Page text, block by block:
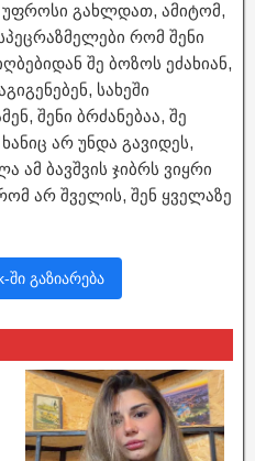
უფროსი გახლდათ, ამიტომ,
რომ შენი
შე ბოზოს ეძახიან,
სახეში
შენი ბრძანებაა, შე
არ უნდა გავიდეს,
ამ ბავშვის ჯიბრს ვიყრი
არ შველის, შენ ყველაზე
ში გაზიარება